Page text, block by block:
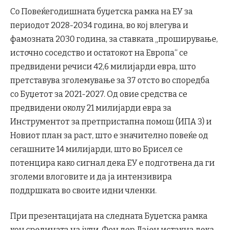
Со Повеќегодишната буџетска рамка на ЕУ за
периодот 2028-2034 година, во кој влегува и
фамозната 2030 година, за ставката „проширување,
источно соседство и остатокот на Европа“ се
предвидени речиси 42,6 милијарди евра, што
претставува зголемување за 37 отсто во споредба
со Буџетот за 2021-2027. Од овие средства се
предвидени околу 21 милијарди евра за
Инструментот за претпристапна помош (ИПА 3) и
Новиот план за раст, што е значително повеќе од
сегашните 14 милијарди, што во Брисел се
потенцира како сигнал дека ЕУ е подготвена да ги
зголеми влоговите и да ја интензивира
поддршката во своите идни членки.
При презентацијата на следната Буџетска рамка